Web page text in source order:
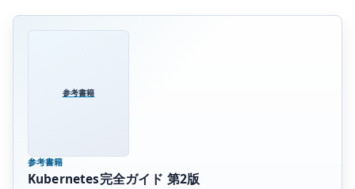
参考書籍
参考書籍
Kubernetes完全ガイド 第2版